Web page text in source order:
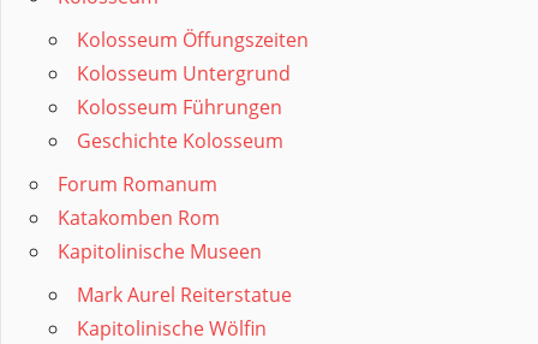
Kolosseum Öffungszeiten
Kolosseum Untergrund
Kolosseum Führungen
Geschichte Kolosseum
Forum Romanum
Katakomben Rom
Kapitolinische Museen
Mark Aurel Reiterstatue
Kapitolinische Wölfin